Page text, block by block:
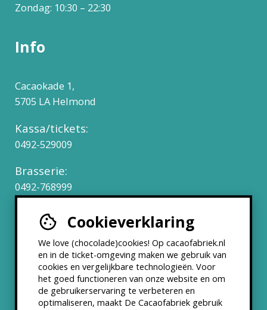
Cookieverklaring
We love (chocolade)cookies! Op cacaofabriek.nl
en in de ticket-omgeving maken we gebruik van
cookies en vergelijkbare technologieën. Voor
het goed functioneren van onze website en om
de gebruikerservaring te verbeteren en
optimaliseren, maakt De Cacaofabriek gebruik
Zondag: 10:30 – 22:30
Info
Cacaokade 1,
5705 LA Helmond
Kassa/tickets:
0492-529009
Brasserie:
0492-768999
Werken bij
Partners & Samenwerkingen
ANBI status